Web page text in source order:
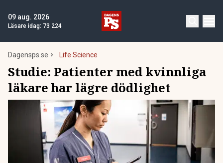
09 aug. 2026
Läsare idag: 73 224
Dagensps.se Life Science
Studie: Patienter med kvinnliga
läkare har lägre dödlighet